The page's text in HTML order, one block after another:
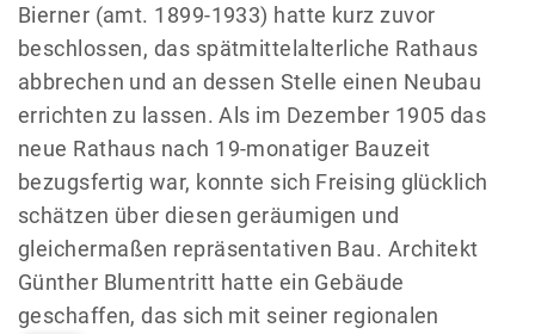
Bierner (amt. 1899-1933) hatte kurz zuvor
beschlossen, das spätmittelalterliche Rathaus
abbrechen und an dessen Stelle einen Neubau
errichten zu lassen. Als im Dezember 1905 das
neue Rathaus nach 19-monatiger Bauzeit
bezugsfertig war, konnte sich Freising glücklich
schätzen über diesen geräumigen und
gleichermaßen repräsentativen Bau. Architekt
Günther Blumentritt hatte ein Gebäude
geschaffen, das sich mit seiner regionalen